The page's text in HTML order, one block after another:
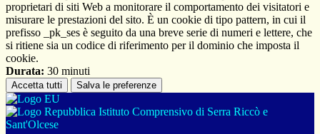
proprietari di siti Web a monitorare il comportamento dei visitatori e
misurare le prestazioni del sito. È un cookie di tipo pattern, in cui il
prefisso _pk_ses è seguito da una breve serie di numeri e lettere, che
si ritiene sia un codice di riferimento per il dominio che imposta il
cookie.
Durata: 30 minuti
Accetta tutti Salva le preferenze
Istituto Comprensivo di Serra Riccò e
Sant'Olcese